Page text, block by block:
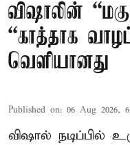
விஷாலின்
“காத்தாக
வெளியானது
Published on: 06 Aug 2026,
விஷால் நடிப்பில்